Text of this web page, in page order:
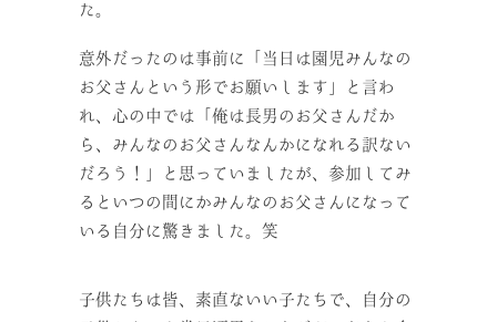
た。
意外だったのは事前に「当日は園児みんなの
お父さんという形でお願いします」と言わ
れ、心の中では「俺は長男のお父さんだか
ら、みんなのお父さんなんかになれる訳ない
だろう！」と思っていましたが、参加してみ
るといつの間にかみんなのお父さんになって
いる自分に驚きました。笑
子供たちは皆、素直ないい子たちで、自分の